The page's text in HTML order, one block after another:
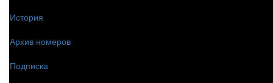
История
Архив номеров
Подписка